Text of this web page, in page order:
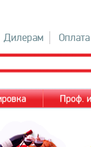
Дилерам Оплата
Проф.